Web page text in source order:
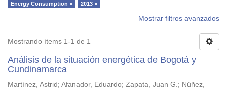
Energy Consumption ×
2013 ×
Mostrar filtros avanzados
Mostrando ítems 1-1 de 1
Análisis de la situación energética de Bogotá y
Cundinamarca
Martínez, Astrid ; Afanador, Eduardo; Zapata, Juan G.; Núñez,